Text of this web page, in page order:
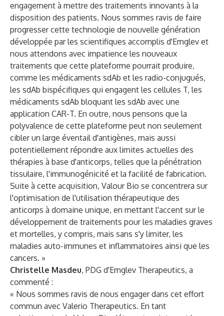
engagement à mettre des traitements innovants à la
disposition des patients. Nous sommes ravis de faire
progresser cette technologie de nouvelle génération
développée par les scientifiques accomplis d'Emglev et
nous attendons avec impatience les nouveaux
traitements que cette plateforme pourrait produire,
comme les médicaments sdAb et les radio-conjugués,
les sdAb bispécifiques qui engagent les cellules T, les
médicaments sdAb bloquant les sdAb avec une
application CAR-T. En outre, nous pensons que la
polyvalence de cette plateforme peut non seulement
cibler un large éventail d'antigènes, mais aussi
potentiellement répondre aux limites actuelles des
thérapies à base d'anticorps, telles que la pénétration
tissulaire, l'immunogénicité et la facilité de fabrication.
Suite à cette acquisition, Valour Bio se concentrera sur
l'optimisation de l'utilisation thérapeutique des
anticorps à domaine unique, en mettant l'accent sur le
développement de traitements pour les maladies graves
et mortelles, y compris, mais sans s'y limiter, les
maladies auto-immunes et inflammatoires ainsi que les
cancers. »
Christelle Masdeu, PDG d'Emglev Therapeutics, a
commenté :
« Nous sommes ravis de nous engager dans cet effort
commun avec Valerio Therapeutics. En tant